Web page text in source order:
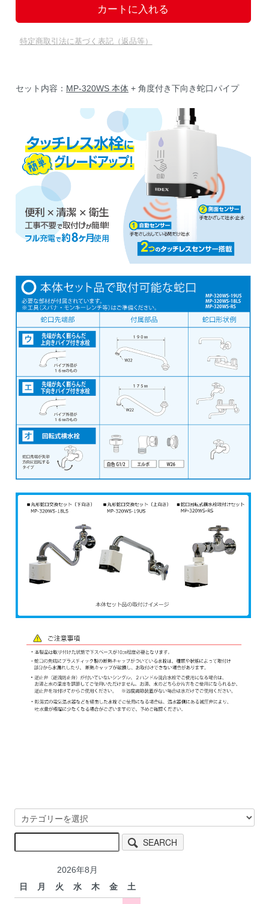
特定商取引法に基づく表記（返品等）
セット内容： MP-320WS 本体 + 角度付き下向き蛇口パイプ
SEARCH
2026年8月
日
月 火 水 木 金 土